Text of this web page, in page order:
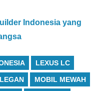
Indonesia yang
LEXUS LC
MOBIL MEWAH